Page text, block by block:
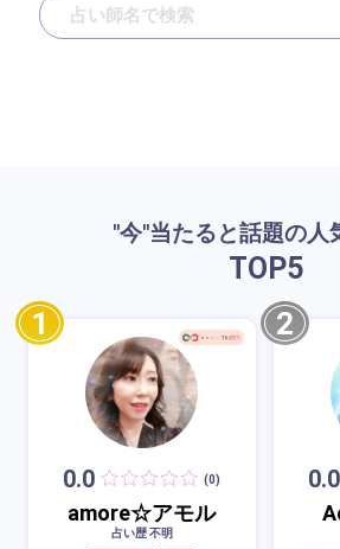
"今"当たると話題の人
TOP5
1
0.0 (0)
amore☆アモル
占い歴 不明
2
0.0